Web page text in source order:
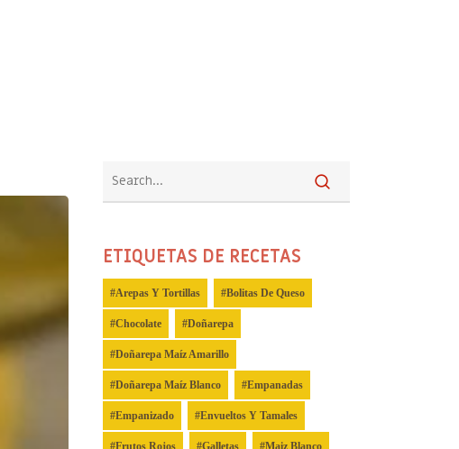
ETIQUETAS DE RECETAS
Arepas Y Tortillas Bolitas De Queso
Chocolate Doñarepa
Doñarepa Maíz Amarillo
Doñarepa Maíz Blanco Empanadas
Empanizado Envueltos Y Tamales
Frutos Rojos Galletas Maiz Blanco